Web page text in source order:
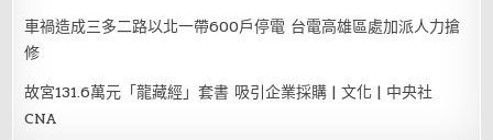
車禍造成三多二路以北一帶600戶停電 台電高雄區處加派人力搶
修
故宮131.6萬元「龍藏經」套書 吸引企業採購 | 文化 | 中央社
CNA